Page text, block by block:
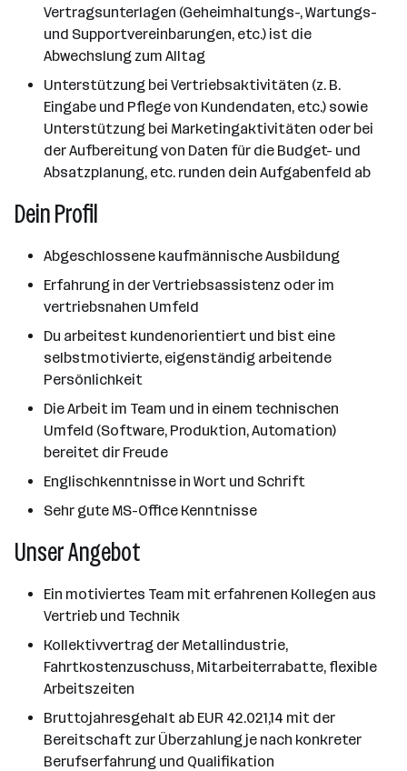
Vertragsunterlagen (Geheimhaltungs-, Wartungs-
und Supportvereinbarungen, etc.) ist die
Abwechslung zum Alltag
Unterstützung bei Vertriebsaktivitäten (z. B.
Eingabe und Pflege von Kundendaten, etc.) sowie
Unterstützung bei Marketingaktivitäten oder bei
der Aufbereitung von Daten für die Budget- und
Absatzplanung, etc. runden dein Aufgabenfeld ab
Dein Profil
Abgeschlossene kaufmännische Ausbildung
Erfahrung in der Vertriebsassistenz oder im
vertriebsnahen Umfeld
Du arbeitest kundenorientiert und bist eine
selbstmotivierte, eigenständig arbeitende
Persönlichkeit
Die Arbeit im Team und in einem technischen
Umfeld (Software, Produktion, Automation)
bereitet dir Freude
Englischkenntnisse in Wort und Schrift
Sehr gute MS-Office Kenntnisse
Unser Angebot
Ein motiviertes Team mit erfahrenen Kollegen aus
Vertrieb und Technik
Kollektivvertrag der Metallindustrie,
Fahrtkostenzuschuss, Mitarbeiterrabatte, flexible
Arbeitszeiten
Bruttojahresgehalt ab EUR 42.021,14 mit der
Bereitschaft zur Überzahlung je nach konkreter
Berufserfahrung und Qualifikation